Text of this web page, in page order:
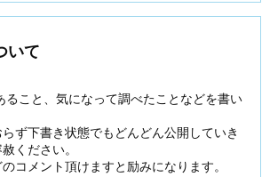
いて
ること、気になって調べたことなどを書い
ず下書き状態でもどんどん公開していき
ください。
コメント頂けますと励みになります。